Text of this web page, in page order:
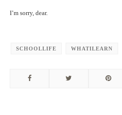
I’m sorry, dear.
SCHOOLLIFE WHATILEARN